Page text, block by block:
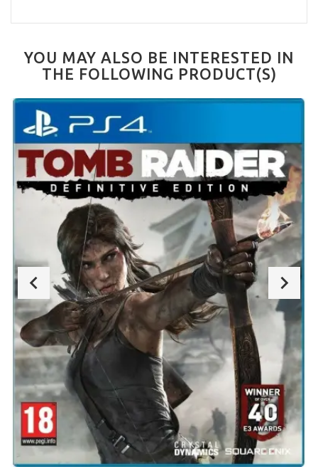
YOU MAY ALSO BE INTERESTED IN
THE FOLLOWING PRODUCT(S)